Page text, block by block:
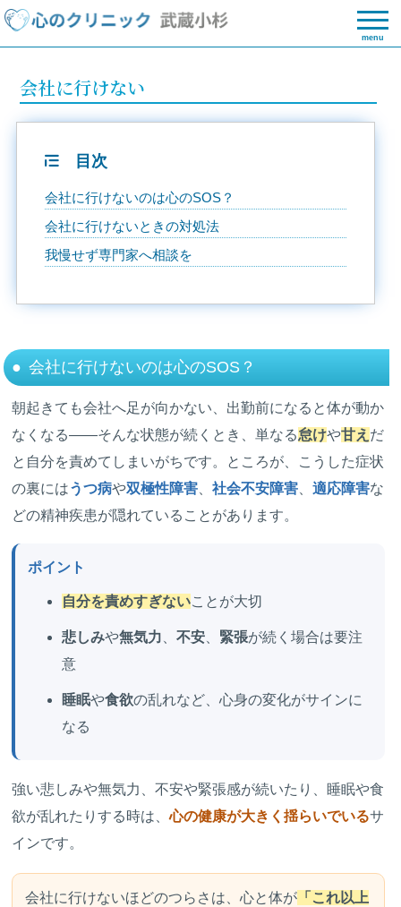
menu
会社に行けない
目次
会社に行けないのは心のSOS？
会社に行けないときの対処法
我慢せず専門家へ相談を
会社に行けないのは心のSOS？
朝起きても会社へ足が向かない、出勤前になると体が動か
なくなる――そんな状態が続くとき、単なる怠けや甘え だ
と自分を責めてしまいがちです。ところが、こうした症状
の裏にはうつ病や双極性障害 、社会不安障害 、適応障害な
どの精神疾患が隠れていることがあります。
ポイント
自分を責めすぎないことが大切
悲しみや無気力 不安、 緊張が続く場合は要注
意
睡眠や食欲の乱れなど、心身の変化がサインに
なる
強い悲しみや無気力、不安や緊張感が続いたり、睡眠や食
欲が乱れたりする時は、心の健康が大きく揺らいでいるサ
インです。
会社に行けないほどのつらさは、心と体が 「これ以上